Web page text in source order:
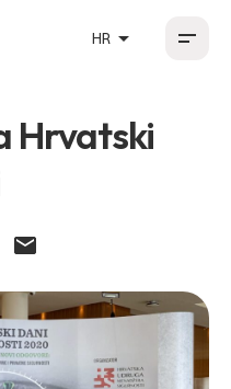
HR arrow_drop_up
Hrvatski